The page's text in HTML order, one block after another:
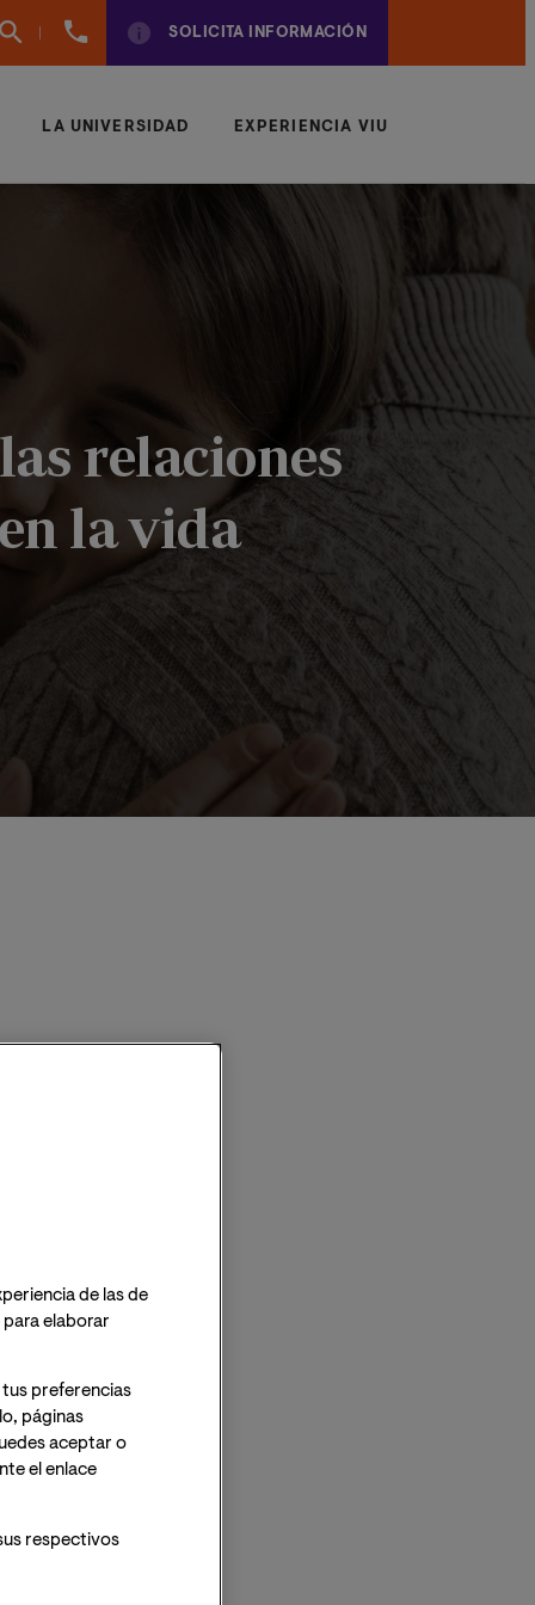
961
SOLICITA INFORMACIÓN
LA UNIVERSIDAD EXPERIENCIA VIU
relaciones
la vida
en la vida adulta”
de las de
elaborar
preferencias
páginas
aceptar o
el enlace
respectivos